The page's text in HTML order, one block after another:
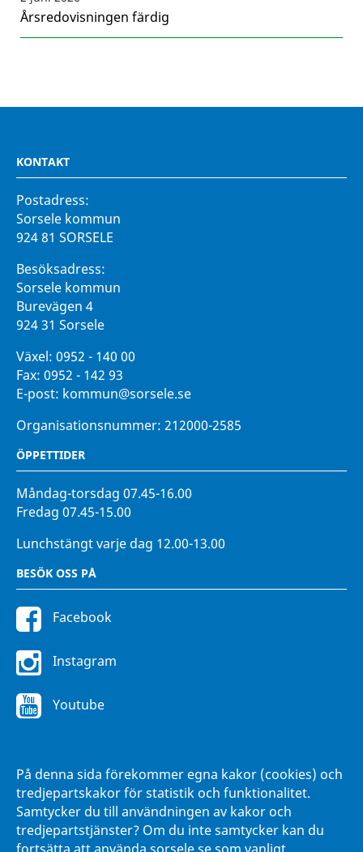
På denna sida förekommer egna kakor (cookies) och
tredjepartskakor för statistik och funktionalitet.
Samtycker du till användningen av kakor och
tredjepartstjänster? Om du inte samtycker kan du
Årsredovisningen färdig
KONTAKT
Postadress:
Sorsele kommun
924 81 SORSELE
Besöksadress:
Sorsele kommun
Burevägen 4
924 31 Sorsele
Växel: 0952 - 140 00
Fax: 0952 - 142 93
E-post: kommun@sorsele.se
Organisationsnummer: 212000-2585
ÖPPETTIDER
Måndag-torsdag 07.45-16.00
Fredag 07.45-15.00
Lunchstängt varje dag 12.00-13.00
BESÖK OSS PÅ
Facebook
Instagram
Youtube
Intranätet Hänna